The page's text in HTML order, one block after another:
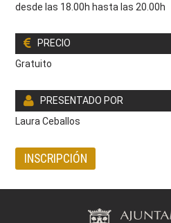
desde las 18.00h hasta las 20.00h
PRECIO
Gratuito
PRESENTADO POR
Laura Ceballos
INSCRIPCIÓN